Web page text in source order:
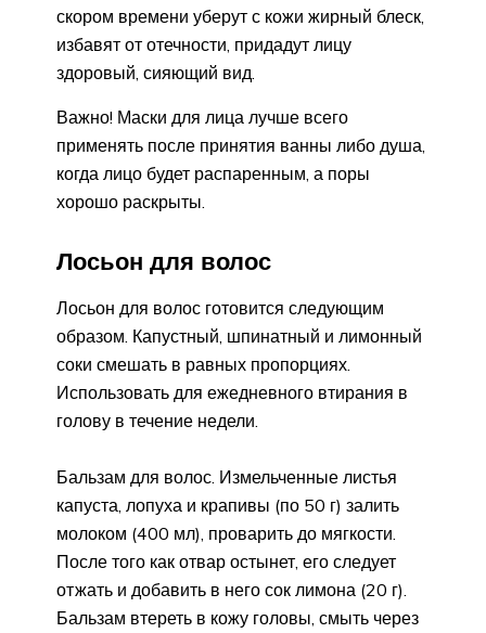
скором времени уберут с кожи жирный блеск,
избавят от отечности, придадут лицу
здоровый, сияющий вид.
Важно! Маски для лица лучше всего
применять после принятия ванны либо душа,
когда лицо будет распаренным, а поры
хорошо раскрыты.
Лосьон для волос
Лосьон для волос готовится следующим
образом. Капустный, шпинатный и лимонный
соки смешать в равных пропорциях.
Использовать для ежедневного втирания в
голову в течение недели.
Бальзам для волос. Измельченные листья
капуста, лопуха и крапивы (по 50 г) залить
молоком (400 мл), проварить до мягкости.
После того как отвар остынет, его следует
отжать и добавить в него сок лимона (20 г).
Бальзам втереть в кожу головы, смыть через